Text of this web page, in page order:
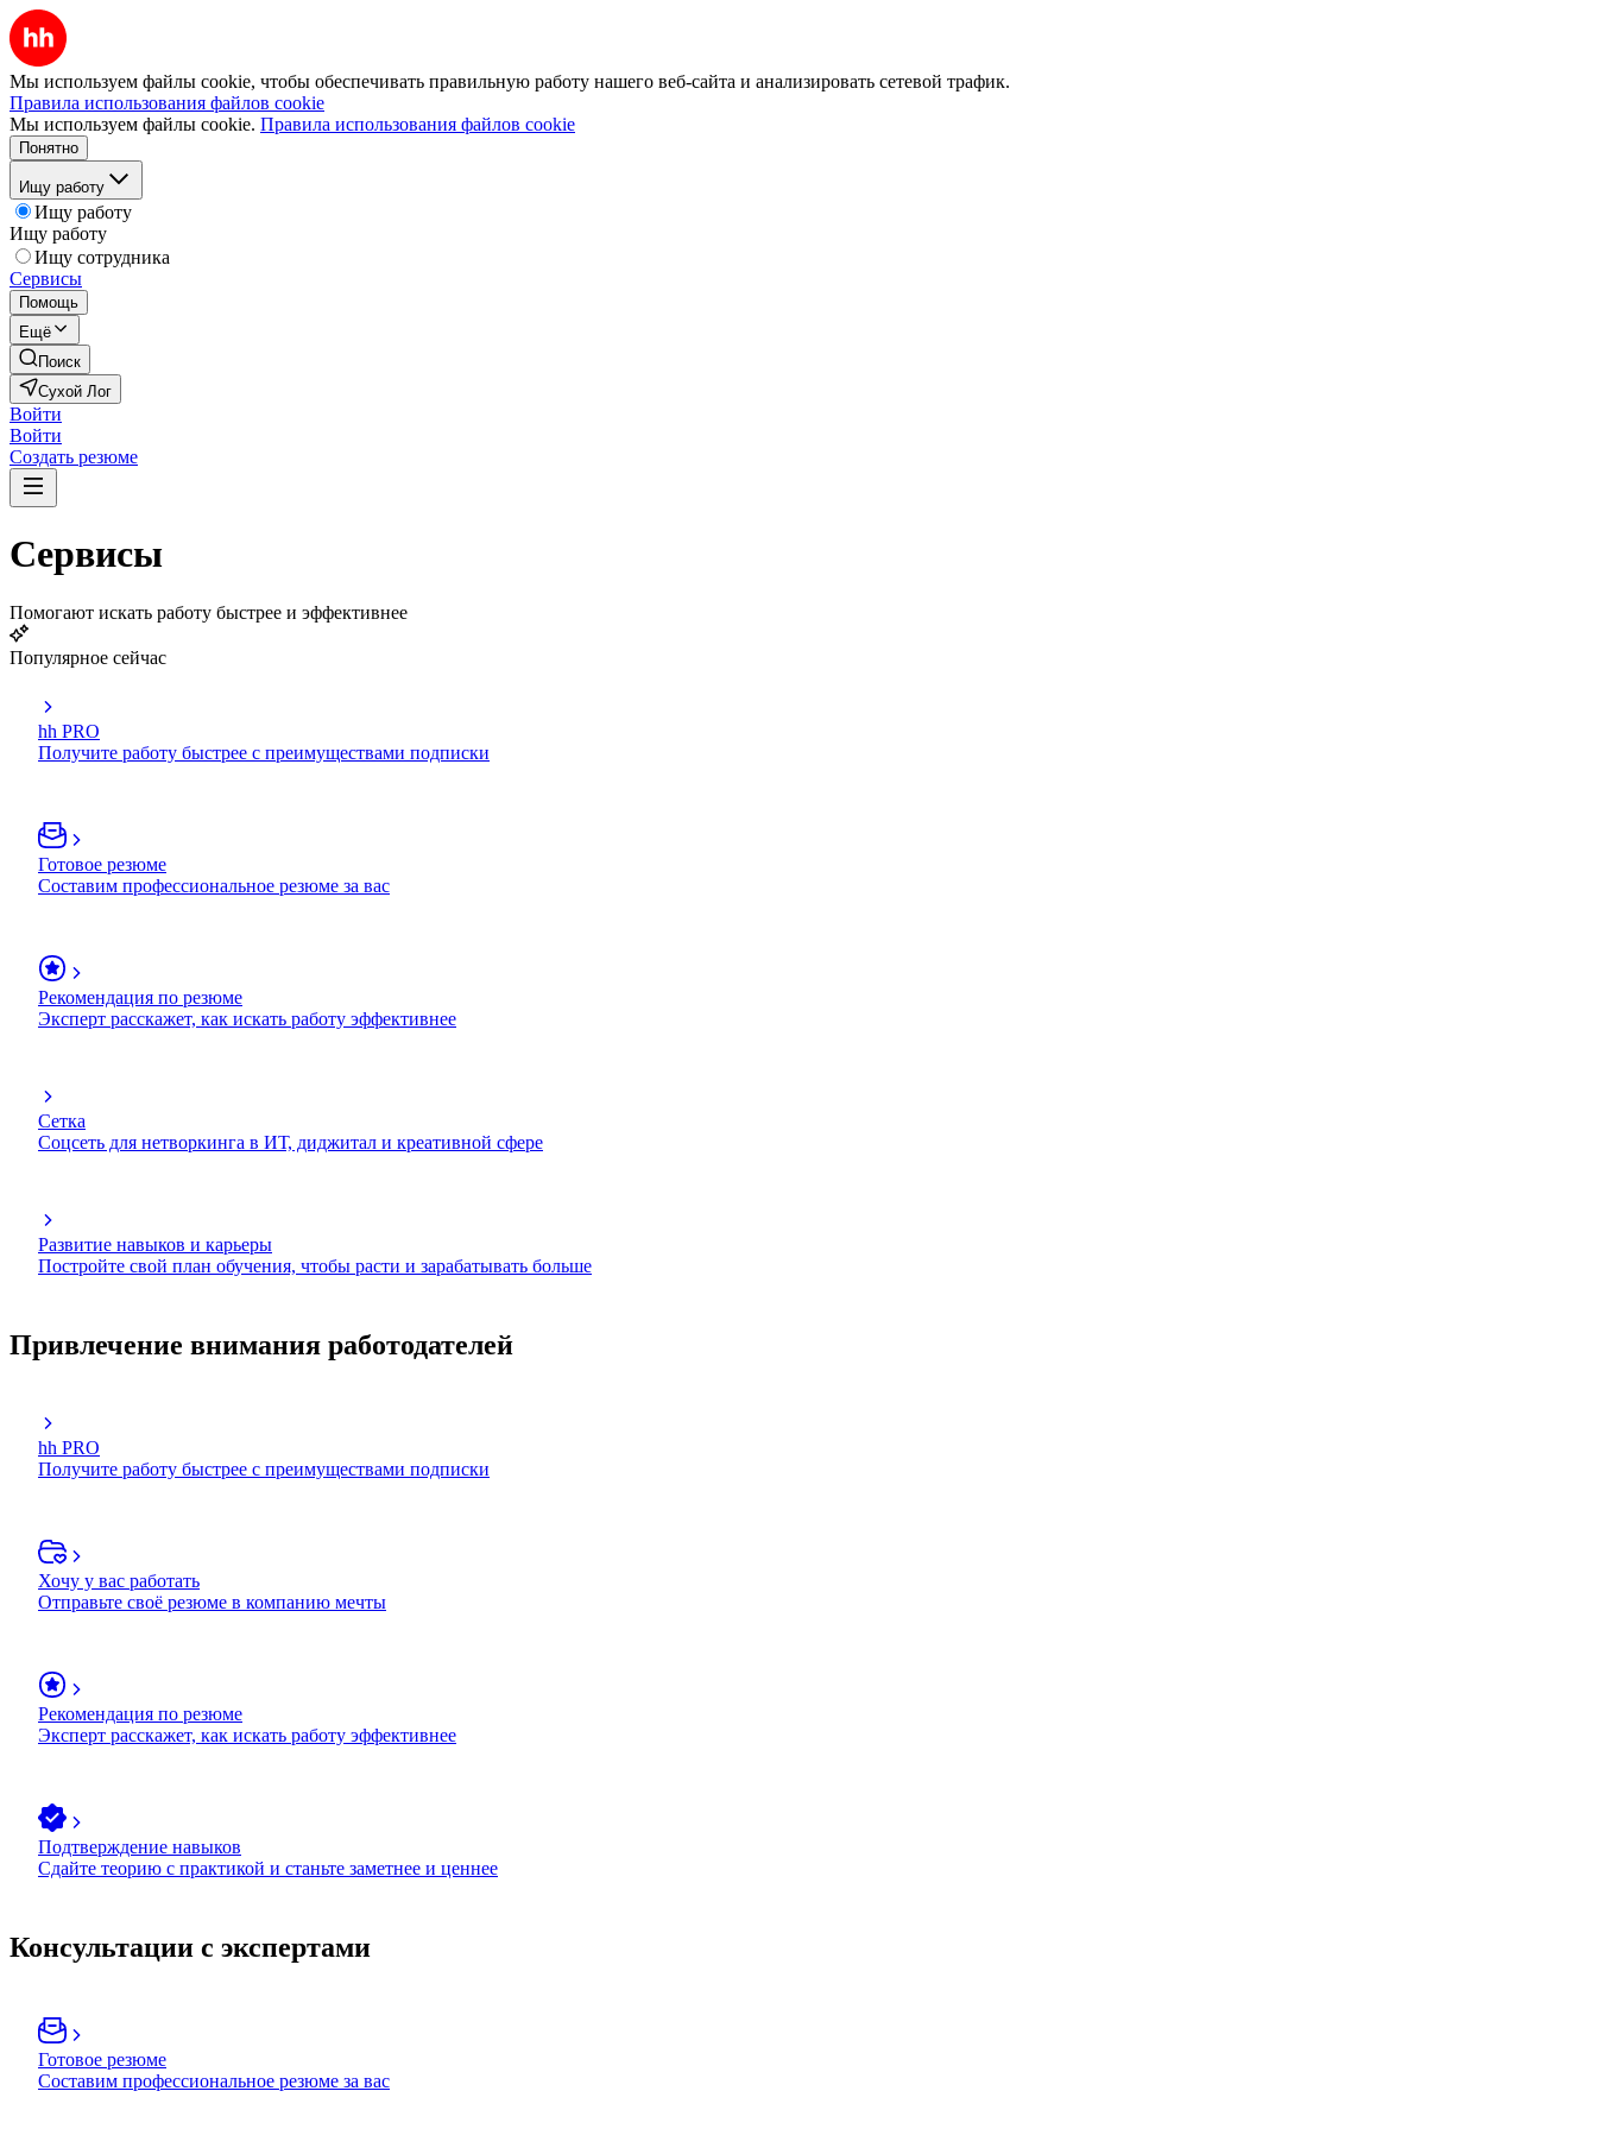
Мы используем файлы cookie, чтобы обеспечивать правильную работу нашего веб-сайта и анализировать сетевой трафик.
Правила использования файлов cookie
Мы используем файлы cookie. Правила использования файлов cookie
Понятно
Ищу работу
Ищу работу
Ищу работу
Ищу сотрудника
Сервисы
Помощь
Ещё
Поиск
Сухой Лог
Войти
Войти
Создать резюме
Сервисы
Помогают искать работу быстрее и эффективнее
Популярное сейчас
hh PRO
Получите работу быстрее с преимуществами подписки
Готовое резюме
Составим профессиональное резюме за вас
Рекомендация по резюме
Эксперт расскажет, как искать работу эффективнее
Сетка
Соцсеть для нетворкинга в ИТ, диджитал и креативной сфере
Развитие навыков и карьеры
Постройте свой план обучения, чтобы расти и зарабатывать больше
Привлечение внимания работодателей
hh PRO
Получите работу быстрее с преимуществами подписки
Хочу у вас работать
Отправьте своё резюме в компанию мечты
Рекомендация по резюме
Эксперт расскажет, как искать работу эффективнее
Подтверждение навыков
Сдайте теорию с практикой и станьте заметнее и ценнее
Консультации с экспертами
Готовое резюме
Составим профессиональное резюме за вас